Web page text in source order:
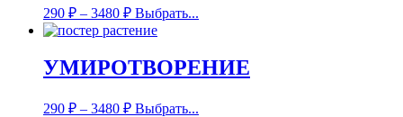
290 ₽ – 3480 ₽ Выбрать...
УМИРОТВОРЕНИЕ
290 ₽ – 3480 ₽ Выбрать...